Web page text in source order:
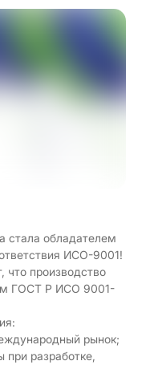
стала обладателем
ИСО-9001!
что производство
ГОСТ Р ИСО 9001-
рынок;
разработке,